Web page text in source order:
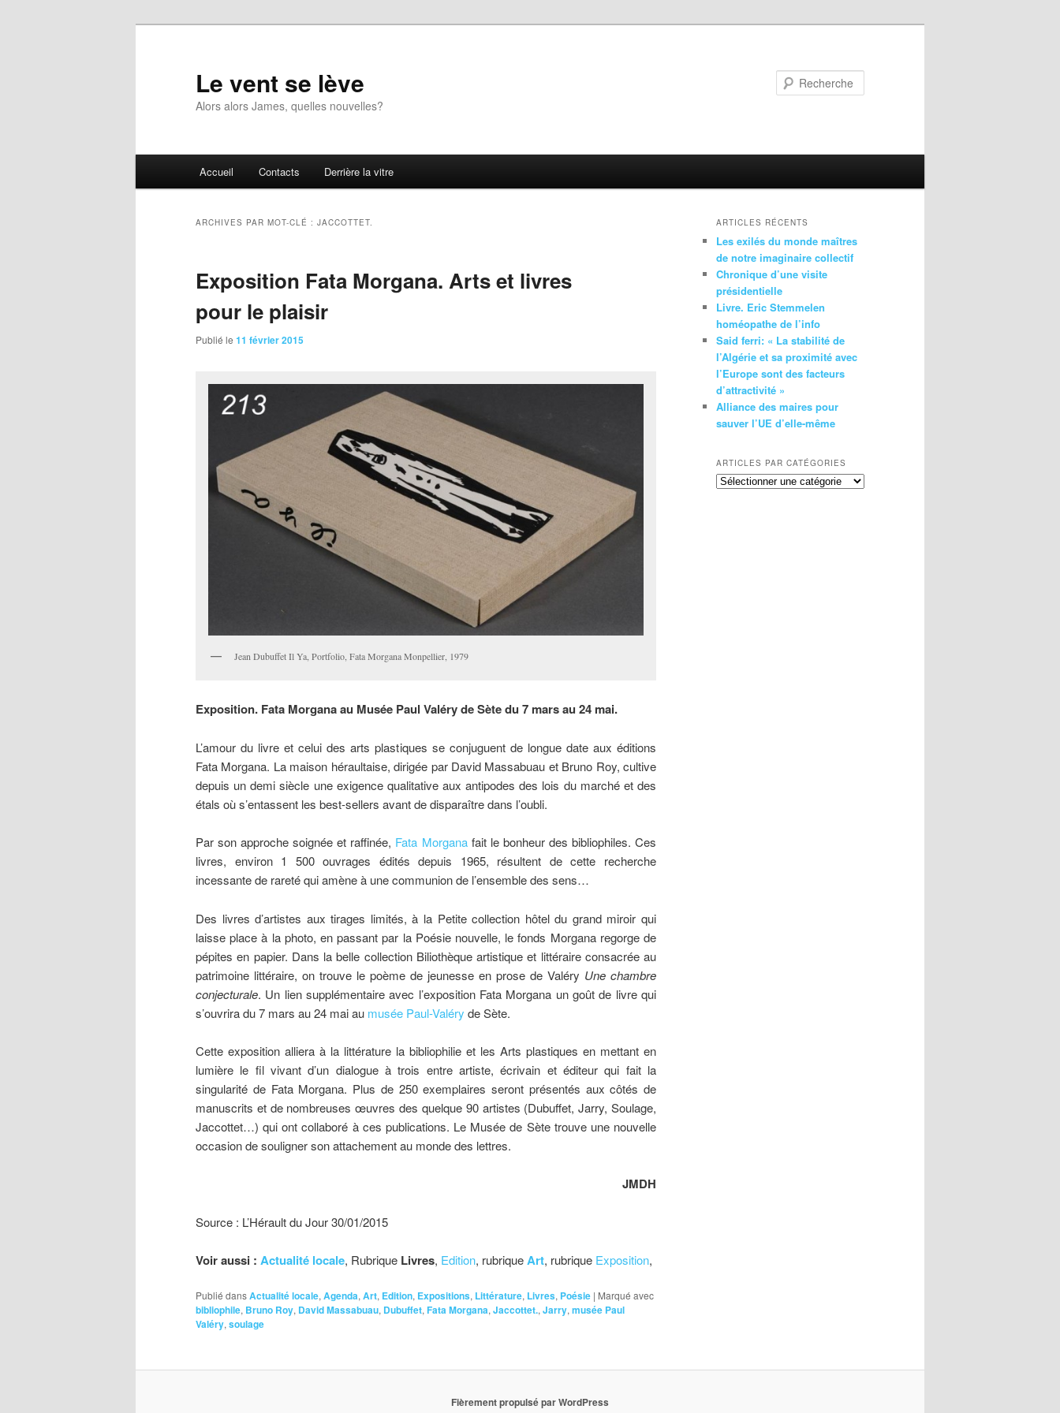
Le vent se lève
Alors alors James, quelles nouvelles?
Accueil Contacts Derrière la vitre
ARCHIVES PAR MOT-CLÉ : JACCOTTET.
Exposition Fata Morgana. Arts et livres
pour le plaisir
Publié le 11 février 2015
Jean Dubuffet Il Ya, Portfolio, Fata Morgana Monpellier, 1979
Exposition. Fata Morgana au Musée Paul Valéry de Sète du 7 mars au 24 mai.
L’amour du livre et celui des arts plastiques se conjuguent de longue date aux éditions
Fata Morgana. La maison héraultaise, dirigée par David Massabuau et Bruno Roy, cultive
depuis un demi siècle une exigence qualitative aux antipodes des lois du marché et des
étals où s’entassent les best-sellers avant de disparaître dans l’oubli.
Par son approche soignée et raffinée, Fata Morganafait le bonheur des bibliophiles. Ces
livres, environ 1 500 ouvrages édités depuis 1965, résultent de cette recherche
incessante de rareté qui amène à une communion de l’ensemble des sens…
Des livres d’artistes aux tirages limités, à la Petite collection hôtel du grand miroir qui
laisse place à la photo, en passant par la Poésie nouvelle, le fonds Morgana regorge de
pépites en papier. Dans la belle collection Biliothèque artistique et littéraire consacrée au
patrimoine littéraire, on trouve le poème de jeunesse en prose de Valéry Une chambre
conjecturale. Un lien supplémentaire avec l’exposition Fata Morgana un goût de livre qui
s’ouvrira du 7 mars au 24 mai au musée Paul-Valéry de Sète.
Cette exposition alliera à la littérature la bibliophilie et les Arts plastiques en mettant en
lumière le fil vivant d’un dialogue à trois entre artiste, écrivain et éditeur qui fait la
singularité de Fata Morgana. Plus de 250 exemplaires seront présentés aux côtés de
manuscrits et de nombreuses œuvres des quelque 90 artistes (Dubuffet, Jarry, Soulage,
Jaccottet…) qui ont collaboré à ces publications. Le Musée de Sète trouve une nouvelle
occasion de souligner son attachement au monde des lettres.
JMDH
Source : L’Hérault du Jour 30/01/2015
Voir aussi : Actualité locale, Rubrique Livres, Edition, rubriqueArt, rubrique Exposition,
Publié dansActualité locale,Agenda,Art, Edition, Expositions, Littérature, Livres, Poésie | Marqué avec
bibliophile, Bruno Roy, David Massabuau, Dubuffet,Fata Morgana,Jaccottet.,Jarry,musée Paul
Valéry,soulage
ARTICLES RÉCENTS
Les exilés du monde maîtres
de notre imaginaire collectif
Chronique d’une visite
présidentielle
Livre. Eric Stemmelen
homéopathe de l’info
Said ferri: « La stabilité de
l’Algérie et sa proximité avec
l’Europe sont des facteurs
d’attractivité »
Alliance des maires pour
sauver l’UE d’elle-même
ARTICLES PAR CATÉGORIES
Articles
Fièrement propulsé par WordPress